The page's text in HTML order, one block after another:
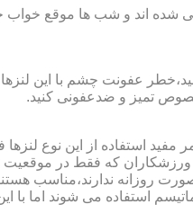
و شب ها موقع خواب حتما
عفونت چشم با این
تمیز و ضدعفونی کنید.
استفاده از این نوع
که فقط در موقعیت
روزانه ندارند،مناسب
استفاده می شوند اما